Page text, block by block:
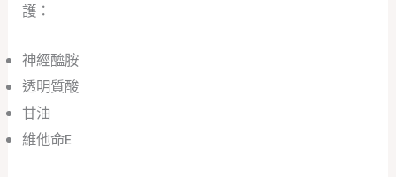
護：
神經醯胺
透明質酸
甘油
維他命E